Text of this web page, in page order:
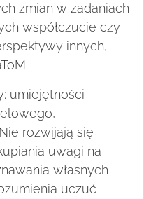
zmian w zadaniach
współczucie czy
innych,
umiejętności
rozwijają się
uwagi na
własnych
uczuć